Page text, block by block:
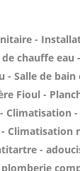
-
chauffe eau
- Salle de bain
Fioul -
Climatisation -
Climatisation
-